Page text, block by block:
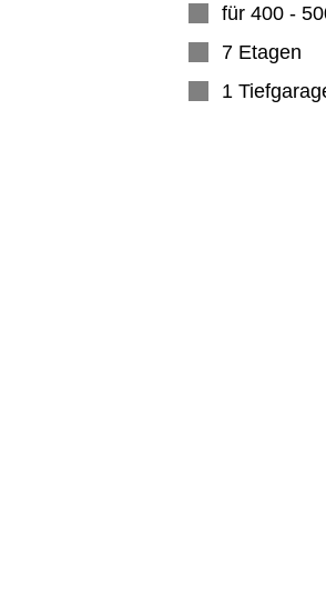
für 400 -
7 Etagen
1